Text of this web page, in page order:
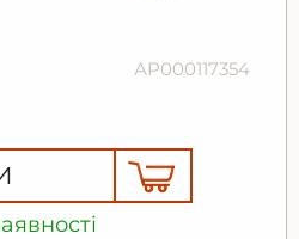
АР000117354